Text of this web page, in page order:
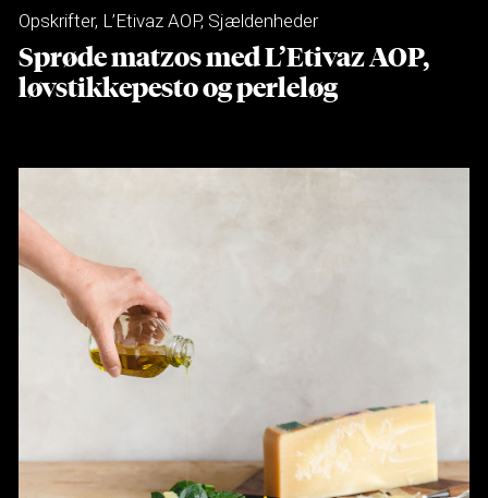
Opskrifter, L’Etivaz AOP, Sjældenheder
Sprøde matzos med L’Etivaz AOP,
løvstikkepesto og perleløg